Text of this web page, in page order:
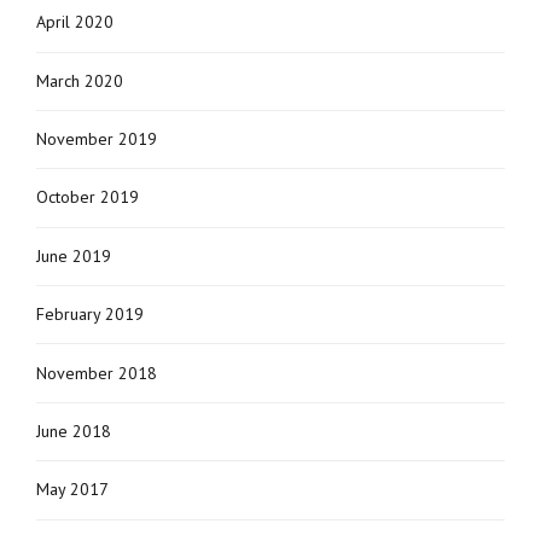
April 2020
March 2020
November 2019
October 2019
June 2019
February 2019
November 2018
June 2018
May 2017